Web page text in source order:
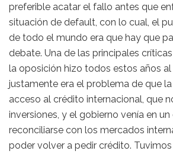
preferible acatar el fallo antes que
situación de default, con lo cual, el
de todo el mundo era que hay que
debate. Una de las principales
la oposición hizo todos estos años
justamente era el problema de que
acceso al crédito internacional, que
inversiones, y el gobierno venía en
reconciliarse con los mercados
poder volver a pedir crédito.